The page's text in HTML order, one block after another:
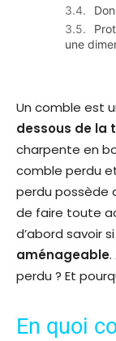
une
Un comble est
dessous de la
charpente en
comble perdu
perdu possède
de faire toute
d’abord savoir
aménageable.
perdu ? Et
En quoi